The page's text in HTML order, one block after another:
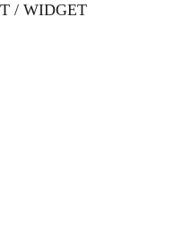
/ WIDGET